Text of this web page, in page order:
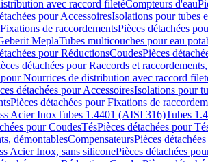
avec raccord filetéCompteurs d'eau
pour AccessoiresIsolations pour tubes
Fixations de raccordementsPièces détachées
MeplaTubes multicouches pour eau
pour RéductionsCoudesPièces
détachées pour Raccords et
pour Nourrices de distribution avec raccord
détachées pour AccessoiresIsolations pour
Pièces détachées pour Fixations de
Acier InoxTubes 1.4401 (AISI 316)Tubes
pour CoudesTésPièces détachées pour
démontablesCompensateursPièces
Acier Inox, sans siliconePièces détachées